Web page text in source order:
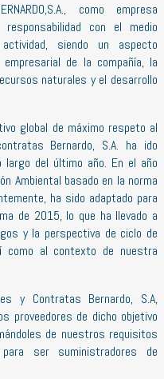
como empresa
con el medio
siendo un aspecto
de la compañía, la
naturales y el desarrollo
global de máximo respeto al
Bernardo, S.A. ha ido
del último año. En el año
Ambiental basado en la norma
ha sido adaptado para
de 2015, lo que ha llevado a
y la perspectiva de ciclo de
al contexto de nuestra
y Contratas Bernardo, S.A,
proveedores de dicho objetivo
de nuestros requisitos
ser suministradores de